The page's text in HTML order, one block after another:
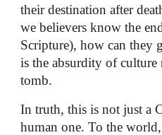
their destination after
we believers know the
Scripture), how can they
is the absurdity of
tomb.
In truth, this is not just a
human one. To the